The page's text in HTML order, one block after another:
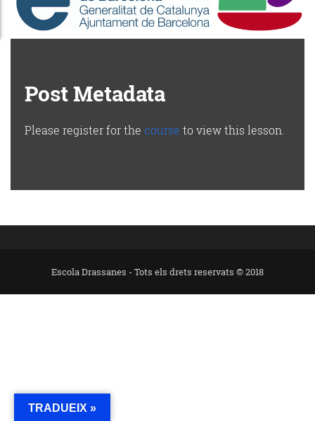
Post Metadata
Please register for the course to view this lesson.
Escola Drassanes - Tots els drets reservats © 2018
TRADUEIX »